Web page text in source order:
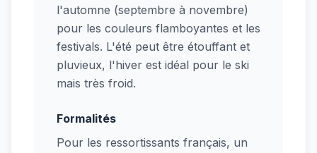
l'automne (septembre à novembre)
pour les couleurs flamboyantes et les
festivals. L'été peut être étouffant et
pluvieux, l'hiver est idéal pour le ski
mais très froid.
Formalités
Pour les ressortissants français, un